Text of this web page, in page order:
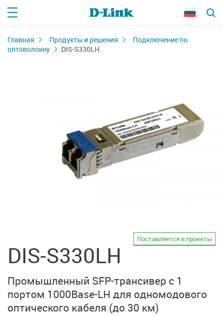
Главная Продукты и решения
Подключение по
оптоволокну
DIS-S330LH
DIS-S330LH
Поставляется в проекты
Промышленный SFP-трансивер с 1
портом 1000Base-LH для одномодового
оптического кабеля (до 30 км)